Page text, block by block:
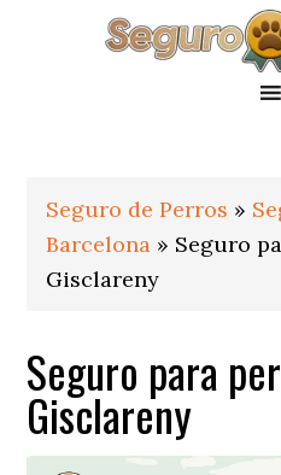
Seguro de Perros »
Barcelona » Seguro
Gisclareny
Seguro para
Gisclareny